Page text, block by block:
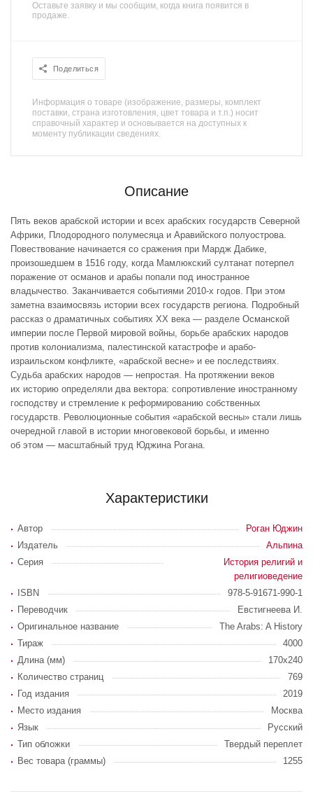
Оставьте заявку и мы сообщим, когда книга появится в
продаже.
Поделиться
Информация о товаре (изображение, размеры, комплект
поставки, страна изготовления, цвет товара и т.п.) носит
справочный характер и основывается на доступных к
моменту публикации сведениях.
Описание
Пять веков арабской истории и всех арабских государств Северной
Африки, Плодородного полумесяца и Аравийского полуострова.
Повествование начинается со сражения при Мардж Дабике,
произошедшем в 1516 году, когда Мамлюкский султанат потерпел
поражение от османов и арабы попали под иностранное
владычество. Заканчивается событиями 2010-х годов. При этом
заметна взаимосвязь истории всех государств региона. Подробный
рассказ о драматичных событиях ХХ века — разделе Османской
империи после Первой мировой войны, борьбе арабских народов
против колониализма, палестинской катастрофе и арабо-
израильском конфликте, «арабской весне» и ее последствиях.
Судьба арабских народов — непростая. На протяжении веков
их историю определяли два вектора: сопротивление иностранному
господству и стремление к реформированию собственных
государств. Революционные события «арабской весны» стали лишь
очередной главой в истории многовековой борьбы, и именно
об этом — масштабный труд Юджина Рогана.
Характеристики
Автор
Роган Юджин
Издатель
Альпина
Серия
История религий и
религиоведение
ISBN
978-5-91671-990-1
Переводчик
Евстигнеева И.
Оригинальное название
The Arabs: A History
Тираж
4000
Длина (мм)
170х240
Количество страниц
769
Год издания
2019
Место издания
Москва
Язык
Русский
Тип обложки
Твердый переплет
Вес товара (граммы)
1255